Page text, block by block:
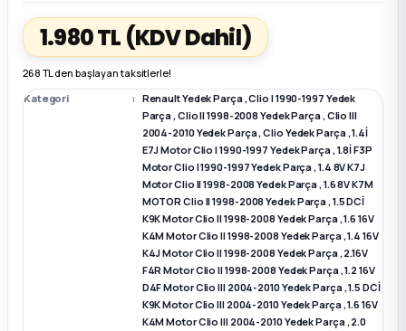
Megane E-TECH Yedek Parça
Parça 1.980 TL (KDV Dahil)
268 TL den başlayan taksitlerle!
Kategori
Renault Yedek Parça,Clio I 1990-1997 Yedek
Parça,Clio II 1998-2008 Yedek Parça,Clio III
2004-2010 Yedek Parça,Clio Yedek Parça,1.4İ
E7J Motor Clio I 1990-1997 Yedek Parça,1.8İ F3P
Motor Clio I 1990-1997 Yedek Parça,1.4 8V K7J
Motor Clio II 1998-2008 Yedek Parça,1.6 8V K7M
MOTOR Clio II 1998-2008 Yedek Parça,1.5 DCİ
K9K Motor Clio II 1998-2008 Yedek Parça,1.6 16V
K4M Motor Clio II 1998-2008 Yedek Parça,1.4 16V
K4J Motor Clio II 1998-2008 Yedek Parça,2.16V
F4R Motor Clio II 1998-2008 Yedek Parça,1.2 16V
D4F Motor Clio III 2004-2010 Yedek Parça,1.5 DCİ
K9K Motor Clio III 2004-2010 Yedek Parça,1.6 16V
K4M Motor Clio III 2004-2010 Yedek Parça,2.0